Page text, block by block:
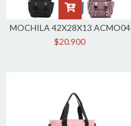
MOCHILA 42X28X13 ACMO04
$20.900